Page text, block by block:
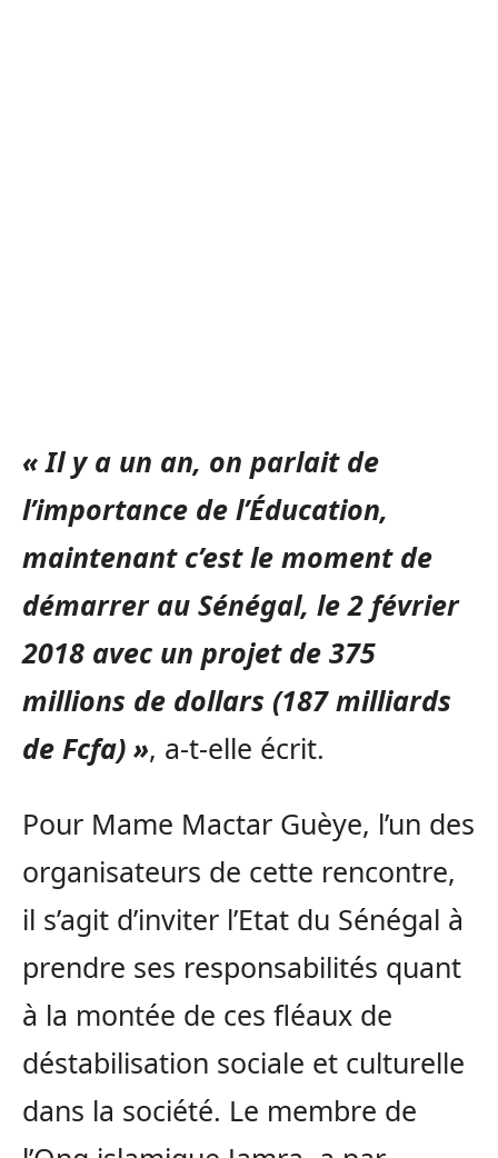
« Il y a un an, on parlait de
l’importance de l’Éducation,
maintenant c’est le moment de
démarrer au Sénégal, le 2 février
2018 avec un projet de 375
millions de dollars (187 milliards
de Fcfa) », a-t-elle écrit.
Pour Mame Mactar Guèye, l’un des
organisateurs de cette rencontre,
il s’agit d’inviter l’Etat du Sénégal à
prendre ses responsabilités quant
à la montée de ces fléaux de
déstabilisation sociale et culturelle
dans la société. Le membre de